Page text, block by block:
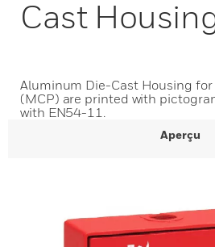
Cast
Aluminum Die-Cast Housing
(MCP) are printed with
with EN54-11.
Aperçu